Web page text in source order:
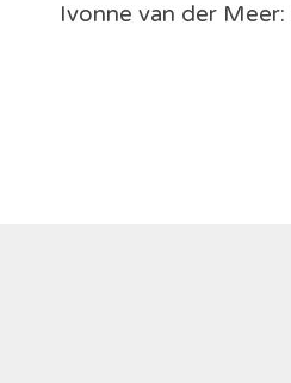
Ivonne van der Meer: